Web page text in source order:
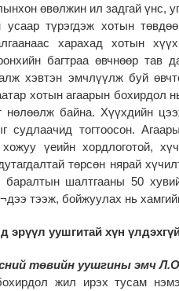
өвөлжин ил задгай үнс,
түрэгдэж хотын
харахад хотын
багтраа өвчнөөр тав
хэвтэн эмчлүүлж буй
хотын агаарын бохирдол
нөлөөлж байна. Хүүхдийн
судлаачид тогтоосон.
үеийн хордлоготой,
төрсөн нярай
шалтгааны 50
тээж, бойжуулах нь
уушгитай хүн
төвийн уушгины эмч
жил ирэх тусам